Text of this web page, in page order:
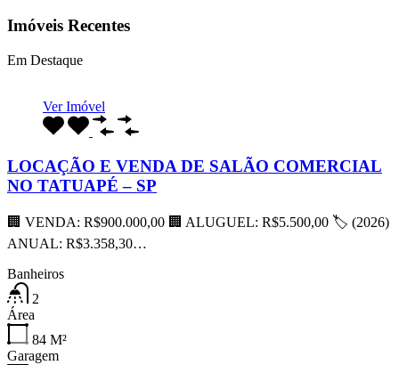
Imóveis Recentes
Em Destaque
Ver Imóvel
LOCAÇÃO E VENDA DE SALÃO COMERCIAL
NO TATUAPÉ – SP
🏢 VENDA: R$900.000,00 🏢 ALUGUEL: R$5.500,00 🏷 (2026)
ANUAL: R$3.358,30…
Banheiros
2
Área
84 M²
Garagem